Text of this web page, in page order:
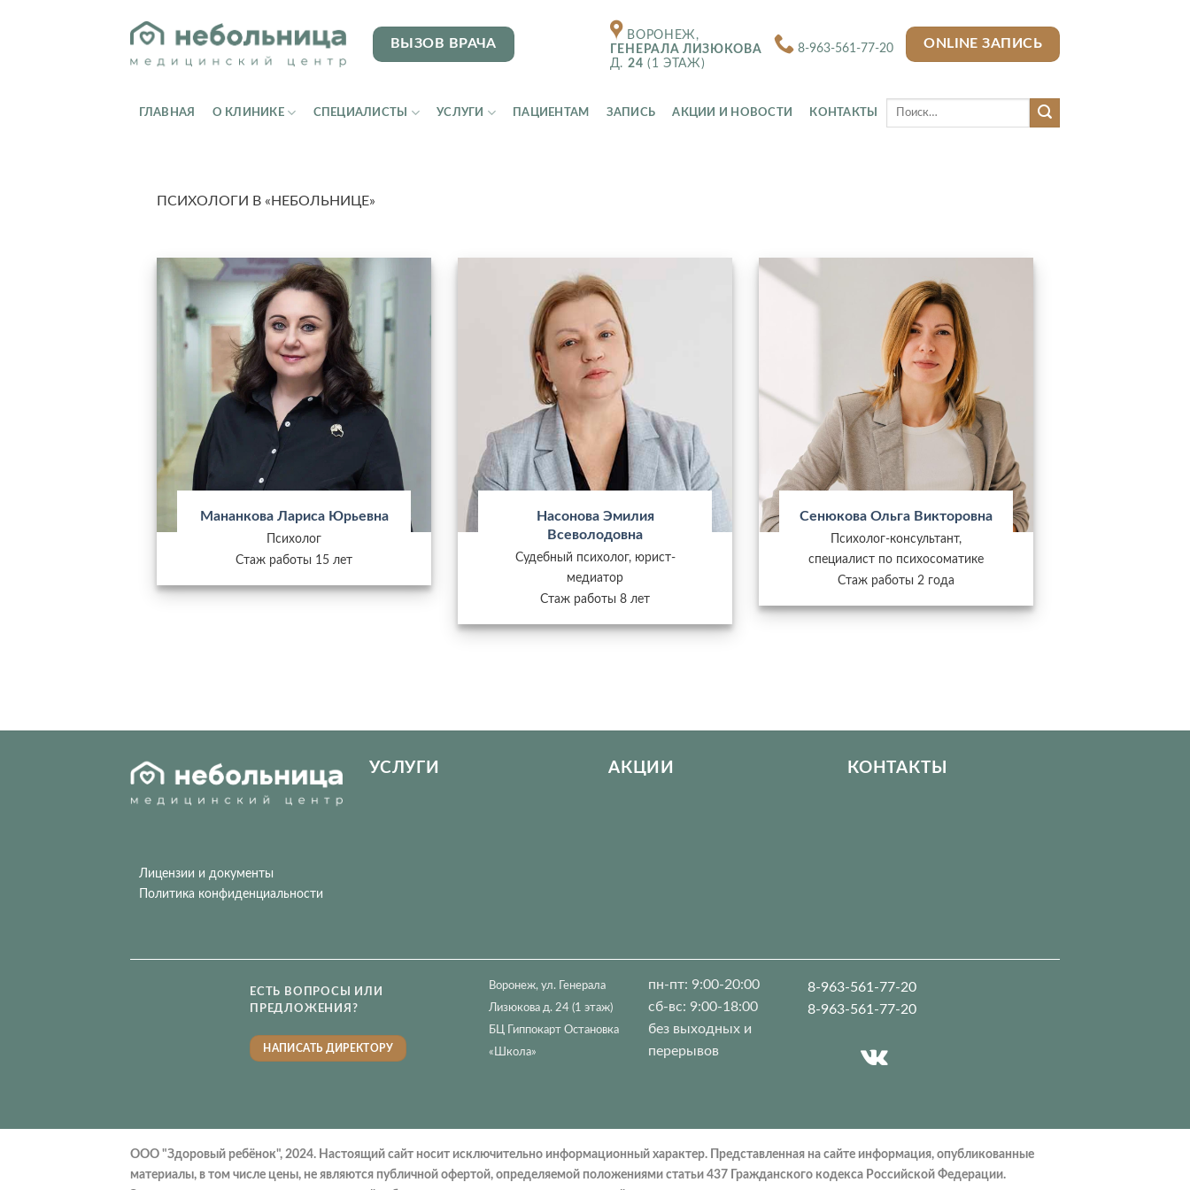
ВЫЗОВ ВРАЧА
ВОРОНЕЖ,
ГЕНЕРАЛА ЛИЗЮКОВА
Д. 24 (1 ЭТАЖ)
8-963-561-77-20 ONLINE ЗАПИСЬ
ГЛАВНАЯ О КЛИНИКЕ СПЕЦИАЛИСТЫ УСЛУГИ ПАЦИЕНТАМ ЗАПИСЬ АКЦИИ И НОВОСТИ КОНТАКТЫ
ПСИХОЛОГИ В «НЕБОЛЬНИЦЕ»
Мананкова Лариса Юрьевна
Психолог
Стаж работы 15 лет
Насонова Эмилия
Всеволодовна
Судебный психолог, юрист-
медиатор
Стаж работы 8 лет
Сенюкова Ольга Викторовна
Психолог-консультант,
специалист по психосоматике
Стаж работы 2 года
Лицензии и документы
Политика конфиденциальности
УСЛУГИ АКЦИИ КОНТАКТЫ
ЕСТЬ ВОПРОСЫ ИЛИ
ПРЕДЛОЖЕНИЯ?
НАПИСАТЬ ДИРЕКТОРУ
Воронеж, ул. Генерала
Лизюкова д. 24 (1 этаж)
БЦ Гиппокарт Остановка
«Школа»
пн-пт: 9:00-20:00
сб-вс: 9:00-18:00
без выходных и
перерывов
8-963-561-77-20
8-963-561-77-20
ООО "Здоровый ребёнок", 2024. Настоящий сайт носит исключительно информационный характер. Представленная на сайте информация, опубликованные
материалы, в том числе цены, не являются публичной офертой, определяемой положениями статьи 437 Гражданского кодекса Российской Федерации.